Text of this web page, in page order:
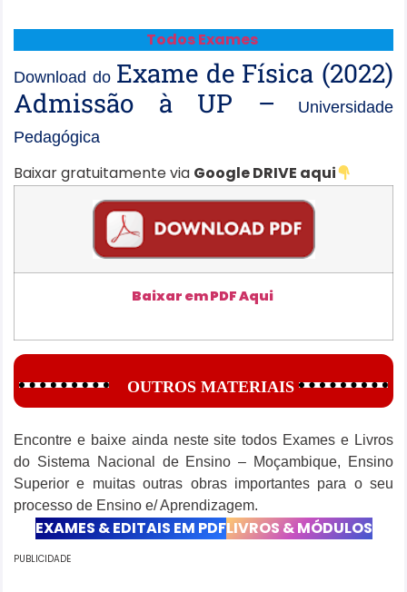
Todos Exames
Download do Exame de Física (2022)
Admissão à UP – Universidade
Pedagógica
Baixar gratuitamente via Google DRIVE aqui
Baixar em PDF Aqui
OUTROS MATERIAIS
Encontre e baixe ainda neste site todos Exames e Livros
do Sistema Nacional de Ensino – Moçambique, Ensino
Superior e muitas outras obras importantes para o seu
processo de Ensino e/ Aprendizagem.
EXAMES & EDITAIS EM PDFLIVROS & MÓDULOS
PUBLICIDADE